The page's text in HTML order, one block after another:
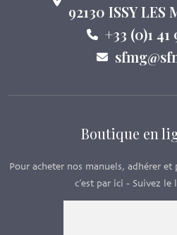
92130 ISSY LES
+33 (0)1
Boutique en
Pour acheter nos manuels, adhérer
c’est par ici - Suivez le